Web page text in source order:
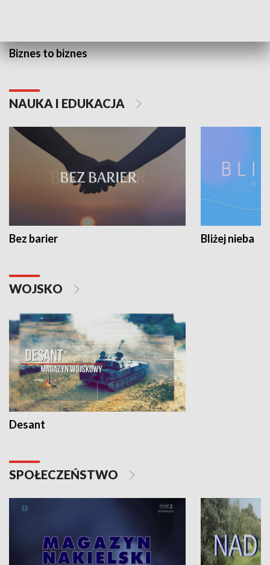
Biznes to biznes
NAUKA I EDUKACJA
Bez barier Bliżej nieba
WOJSKO
Desant
SPOŁECZEŃSTWO